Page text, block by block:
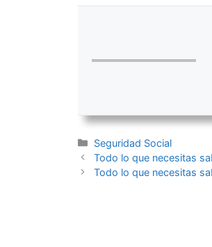
Categorías
Seguridad Social
Navegación
de
Todo lo que necesitas
Todo lo que necesitas